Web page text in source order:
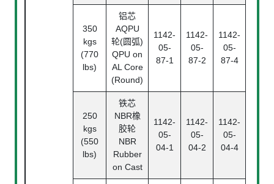
350
kgs
(770
lbs)
铝芯
AQPU
轮(圆弧)
QPU on
AL Core
(Round)
1142-
05-
87-1
1142-
05-
87-2
1142-
05-
87-4
250
kgs
(550
lbs)
铁芯
NBR橡
胶轮
NBR
Rubber
on Cast
1142-
05-
04-1
1142-
05-
04-2
1142-
05-
04-4